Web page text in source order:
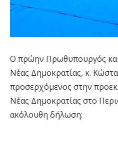
Ο πρώην Πρωθυπουργός
Νέας Δημοκρατίας, κ.
προσερχόμενος στην
Νέας Δημοκρατίας στο
ακόλουθη δήλωση: